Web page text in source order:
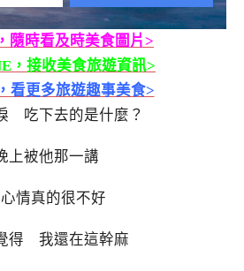
隨時看及時美食圖片>
，接收美食旅遊資訊>
看更多旅遊趣事美食>
吃下去的是什麼？
上被他那一講
情真的很不好
得 我還在這幹麻